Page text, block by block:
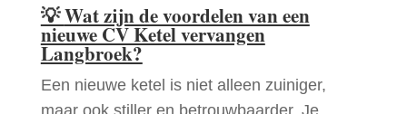
💡Wat zijn de voordelen van een
nieuwe CV Ketel vervangen
Langbroek?
Een nieuwe ketel is niet alleen zuiniger,
maar ook stiller en betrouwbaarder. Je